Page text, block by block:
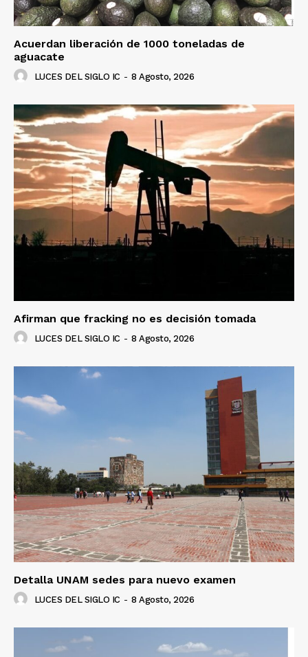
Acuerdan liberación de 1000 toneladas de
aguacate
LUCES DEL SIGLO IC - 8 Agosto, 2026
Afirman que fracking no es decisión tomada
LUCES DEL SIGLO IC - 8 Agosto, 2026
Detalla UNAM sedes para nuevo examen
LUCES DEL SIGLO IC - 8 Agosto, 2026